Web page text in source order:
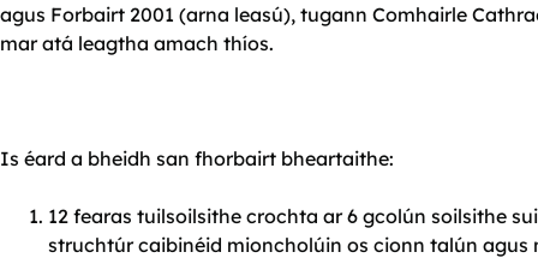
agus Forbairt 2001 (arna leasú), tugann Comhairle
mar atá leagtha amach thíos.
Is éard a bheidh san fhorbairt bheartaithe:
12 fearas tuilsoilsithe crochta ar 6 gcolún soilsithe
struchtúr caibinéid mioncholúin os cionn talún